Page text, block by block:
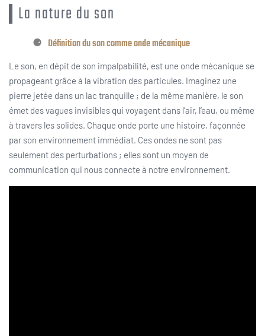
La nature du son
Définition du son comme onde mécanique
Le son, en dépit de son impalpabilité, est une onde mécanique se
propageant grâce à la vibration des particules. Imaginez une
pierre jetée dans un lac tranquille ; de la même manière, le son
émet des vagues invisibles qui voyagent dans l’air, l’eau, ou même
à travers les solides. Chaque onde porte une histoire, façonnée
par son environnement immédiat. Ces ondes ne sont pas
seulement des perturbations ; elles sont un moyen de
communication qui nous connecte à notre environnement.